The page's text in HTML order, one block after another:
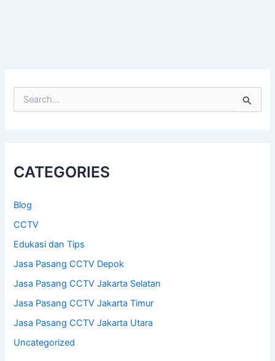
e
f
:
CATEGORIES
Blog
CCTV
Edukasi dan Tips
Jasa Pasang CCTV Depok
Jasa Pasang CCTV Jakarta Selatan
Jasa Pasang CCTV Jakarta Timur
Jasa Pasang CCTV Jakarta Utara
Uncategorized